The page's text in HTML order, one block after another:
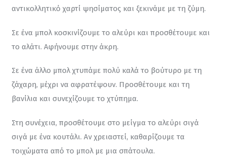
αντικολλητικό χαρτί ψησίματος και ξεκινάμε με τη ζύμη.
Σε ένα μπολ κοσκινίζουμε το αλεύρι και προσθέτουμε και
το αλάτι. Αφήνουμε στην άκρη.
Σε ένα άλλο μπολ χτυπάμε πολύ καλά το βούτυρο με τη
ζάχαρη, μέχρι να αφρατέψουν. Προσθέτουμε και τη
βανίλια και συνεχίζουμε το χτύπημα.
Στη συνέχεια, προσθέτουμε στο μείγμα το αλεύρι σιγά
σιγά με ένα κουτάλι. Αν χρειαστεί, καθαρίζουμε τα
τοιχώματα από το μπολ με μια σπάτουλα.